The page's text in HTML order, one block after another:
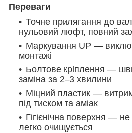
Переваги
Точне прилягання до
нульовий люфт, повний
Маркування UP —
монтажі
Болтове кріплення —
заміна за 2–3 хвилини
Міцний пластик —
під тиском та аміак
Гігієнічна поверхня —
легко очищується